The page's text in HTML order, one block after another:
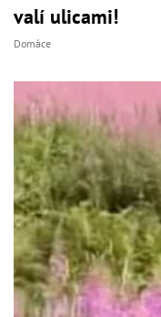
valí ulicami!
Domáce